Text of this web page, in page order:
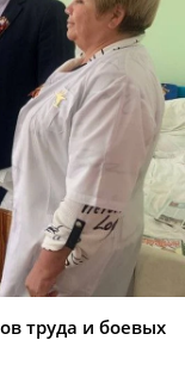
труда и боевых